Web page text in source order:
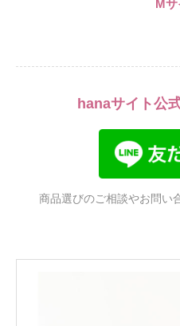
M
hanaサイト公
商品選びのご相談やお問い